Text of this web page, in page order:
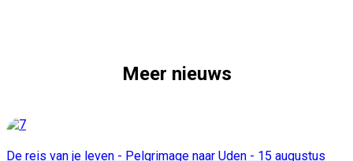
Meer nieuws
De reis van je leven - Pelgrimage naar Uden - 15 augustus